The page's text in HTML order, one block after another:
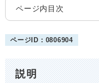
ページ内目次
ページID：0806904
説明